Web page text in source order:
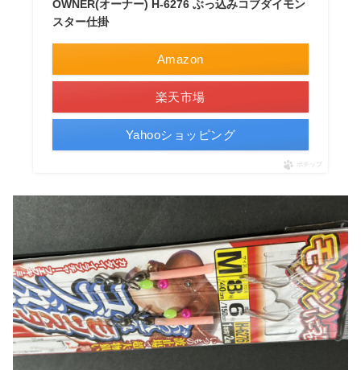
OWNER(オーナー) H-6276 ぶっ込みコブダイモン
スター仕掛
Amazon
楽天市場
Yahooショッピング
ポチップ